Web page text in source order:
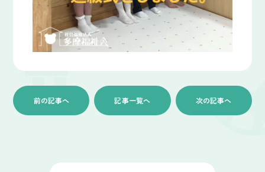
前の記事へ 記事一覧へ 次の記事へ